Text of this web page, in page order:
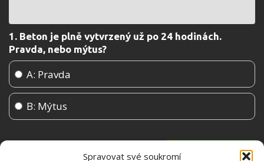
Spravovat své soukromí
1. Beton je plně vytvrzený už po 24 hodinách.
Pravda, nebo mýtus?
A: Pravda
B: Mýtus